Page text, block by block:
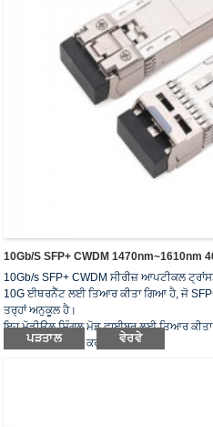
10Gb/s SFP+ CWDM 1470nm~1610nm
10Gb/s SFP+ CWDM ਸੀਰੀਜ਼ ਆਪਟੀਕਲ
10G ਈਥਰਨੈੱਟ ਲਈ ਤਿਆਰ ਕੀਤਾ ਗਿਆ ਹੈ, ਜੋ
ਤਰ੍ਹਾਂ ਅਨੁਕੂਲ ਹੈ।
ਇਹ ਮੋਡੀਊਲ ਸਿੰਗਲ ਮੋਡ ਫਾਈਬਰ ਲਈ ਤਿਆਰ
ਤਰੰਗ-ਲੰਬਾਈ 'ਤੇ ਕੰਮ ਕਰਦਾ ਹੈ।
ਪੜਤਾਲ ਵੇਰਵੇ